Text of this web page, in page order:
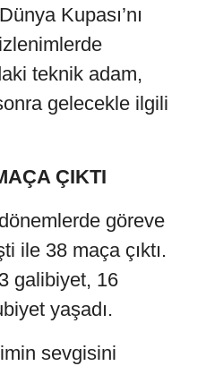
Kupası’nı
teknik adam,
gelecekle ilgili
ÇIKTI
göreve
ile 38 maça çıktı.
galibiyet, 16
yaşadı.
sevgisini